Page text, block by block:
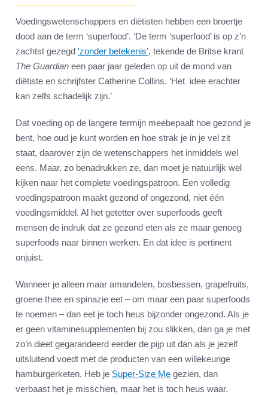
Voedingswetenschappers en diëtisten hebben een broertje
dood aan de term ‘superfood’. ‘De term ‘superfood’ is op z’n
zachtst gezegd 'zonder betekenis’, tekende de Britse krant
The Guardian een paar jaar geleden op uit de mond van
diëtiste en schrijfster Catherine Collins. ‘Het idee erachter
kan zelfs schadelijk zijn.’
Dat voeding op de langere termijn meebepaalt hoe gezond je
bent, hoe oud je kunt worden en hoe strak je in je vel zit
staat, daarover zijn de wetenschappers het inmiddels wel
eens. Maar, zo benadrukken ze, dan moet je natuurlijk wel
kijken naar het complete voedingspatroon. Een volledig
voedingspatroon maakt gezond of ongezond, niet één
voedingsmiddel. Al het getetter over superfoods geeft
mensen de indruk dat ze gezond eten als ze maar genoeg
superfoods naar binnen werken. En dat idee is pertinent
onjuist.
Wanneer je alleen maar amandelen, bosbessen, grapefruits,
groene thee en spinazie eet – om maar een paar superfoods
te noemen – dan eet je toch heus bijzonder ongezond. Als je
er geen vitaminesupplementen bij zou slikken, dan ga je met
zo’n dieet gegarandeerd eerder de pijp uit dan als je jezelf
uitsluitend voedt met de producten van een willekeurige
hamburgerketen. Heb je Super-Size Me gezien, dan
verbaast het je misschien, maar het is toch heus waar.